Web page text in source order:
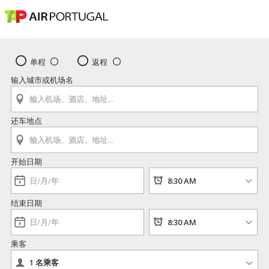
单程
返程
输入城市或机场名
还车地点
开始日期
结束日期
乘客